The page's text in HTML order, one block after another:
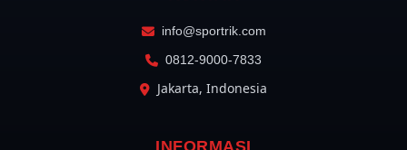
info@sportrik.com
0812-9000-7833
Jakarta, Indonesia
INFORMASI